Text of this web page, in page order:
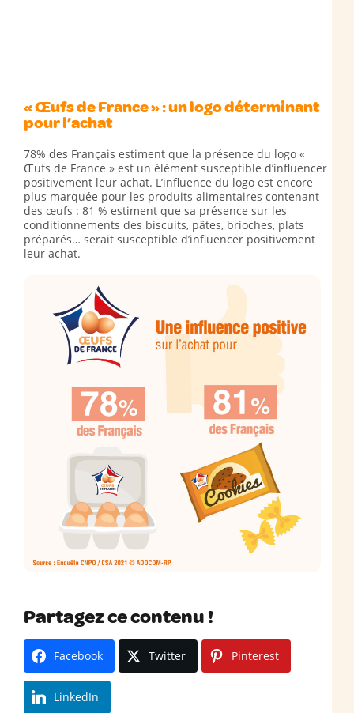
« Œufs de France » : un logo déterminant
pour l’achat
78% des Français estiment que la présence du logo «
Œufs de France » est un élément susceptible d’influencer
positivement leur achat. L’influence du logo est encore
plus marquée pour les produits alimentaires contenant
des œufs : 81 % estiment que sa présence sur les
conditionnements des biscuits, pâtes, brioches, plats
préparés… serait susceptible d’influencer positivement
leur achat.
Partagez ce contenu !
Facebook Twitter Pinterest
LinkedIn